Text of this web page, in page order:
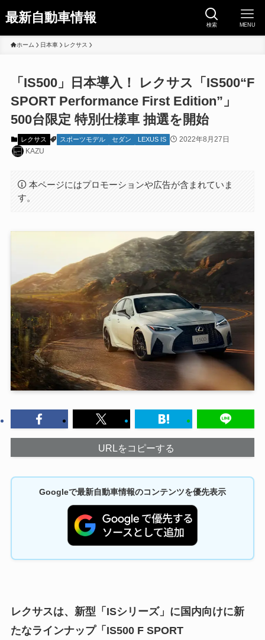
最新自動車情報 検索 MENU
ホーム 日本車 レクサス
「IS500」日本導入！ レクサス「IS500“F
SPORT Performance First Edition”」
500台限定 特別仕様車 抽選を開始
レクサス スポーツモデル セダン LEXUS IS
2022年8月27日
KAZU
本ページにはプロモーションや広告が含まれていま
す。
URLをコピーする
Googleで最新自動車情報のコンテンツを優先表示
レクサスは、新型「ISシリーズ」に国内向けに新
たなラインナップ「IS500 F SPORT